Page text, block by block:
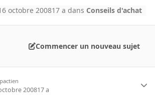
octobre 200817 a dans Conseils d'achat
Commencer un nouveau sujet
200817 a